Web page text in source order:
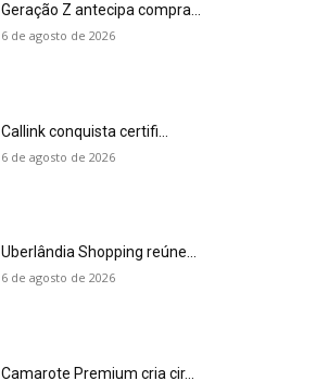
Geração Z antecipa compra...
6 de agosto de 2026
Callink conquista certifi...
6 de agosto de 2026
Uberlândia Shopping reúne...
6 de agosto de 2026
Camarote Premium cria cir...